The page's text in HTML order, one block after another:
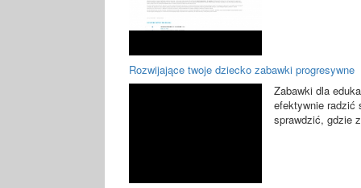
Rozwijające twoje dziecko zabawki progresywne
Zabawki dla
efektywnie radzić
sprawdzić, gdzie